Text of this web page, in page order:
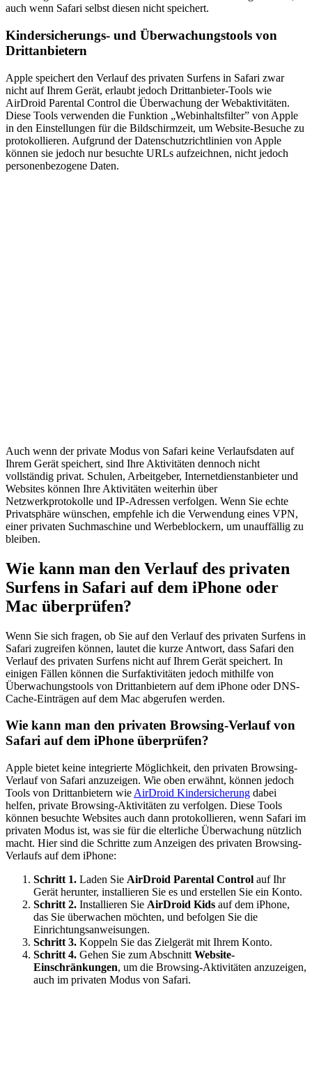
auch wenn Safari selbst diesen nicht speichert.
Kindersicherungs- und Überwachungstools von
Drittanbietern
Apple speichert den Verlauf des privaten Surfens in Safari zwar
nicht auf Ihrem Gerät, erlaubt jedoch Drittanbieter-Tools wie
AirDroid Parental Control die Überwachung der Webaktivitäten.
Diese Tools verwenden die Funktion „Webinhaltsfilter” von Apple
in den Einstellungen für die Bildschirmzeit, um Website-Besuche zu
protokollieren. Aufgrund der Datenschutzrichtlinien von Apple
können sie jedoch nur besuchte URLs aufzeichnen, nicht jedoch
personenbezogene Daten.
Auch wenn der private Modus von Safari keine Verlaufsdaten auf
Ihrem Gerät speichert, sind Ihre Aktivitäten dennoch nicht
vollständig privat. Schulen, Arbeitgeber, Internetdienstanbieter und
Websites können Ihre Aktivitäten weiterhin über
Netzwerkprotokolle und IP-Adressen verfolgen. Wenn Sie echte
Privatsphäre wünschen, empfehle ich die Verwendung eines VPN,
einer privaten Suchmaschine und Werbeblockern, um unauffällig zu
bleiben.
Wie kann man den Verlauf des privaten
Surfens in Safari auf dem iPhone oder
Mac überprüfen?
Wenn Sie sich fragen, ob Sie auf den Verlauf des privaten Surfens in
Safari zugreifen können, lautet die kurze Antwort, dass Safari den
Verlauf des privaten Surfens nicht auf Ihrem Gerät speichert. In
einigen Fällen können die Surfaktivitäten jedoch mithilfe von
Überwachungstools von Drittanbietern auf dem iPhone oder DNS-
Cache-Einträgen auf dem Mac abgerufen werden.
Wie kann man den privaten Browsing-Verlauf von
Safari auf dem iPhone überprüfen?
Apple bietet keine integrierte Möglichkeit, den privaten Browsing-
Verlauf von Safari anzuzeigen. Wie oben erwähnt, können jedoch
Tools von Drittanbietern wie AirDroid Kindersicherung dabei
helfen, private Browsing-Aktivitäten zu verfolgen. Diese Tools
können besuchte Websites auch dann protokollieren, wenn Safari im
privaten Modus ist, was sie für die elterliche Überwachung nützlich
macht. Hier sind die Schritte zum Anzeigen des privaten Browsing-
Verlaufs auf dem iPhone:
Schritt 1. Laden Sie AirDroid Parental Control auf Ihr
Gerät herunter, installieren Sie es und erstellen Sie ein Konto.
Schritt 2. Installieren Sie AirDroid Kids auf dem iPhone,
das Sie überwachen möchten, und befolgen Sie die
Einrichtungsanweisungen.
Schritt 3. Koppeln Sie das Zielgerät mit Ihrem Konto.
Schritt 4. Gehen Sie zum Abschnitt Website-
Einschränkungen, um die Browsing-Aktivitäten anzuzeigen,
auch im privaten Modus von Safari.